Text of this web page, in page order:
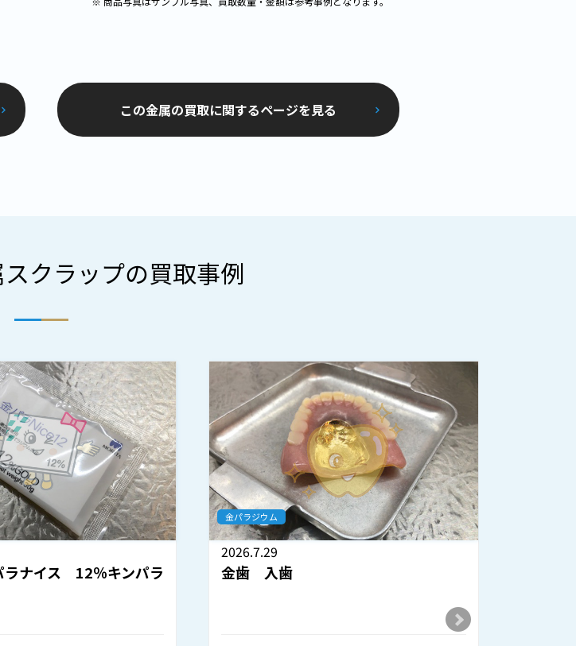
この金属の買取に関するページを見る
クラップの買取事例
ナイス 12％キンパラ
金パラジウム
2026.7.29
金歯 入歯